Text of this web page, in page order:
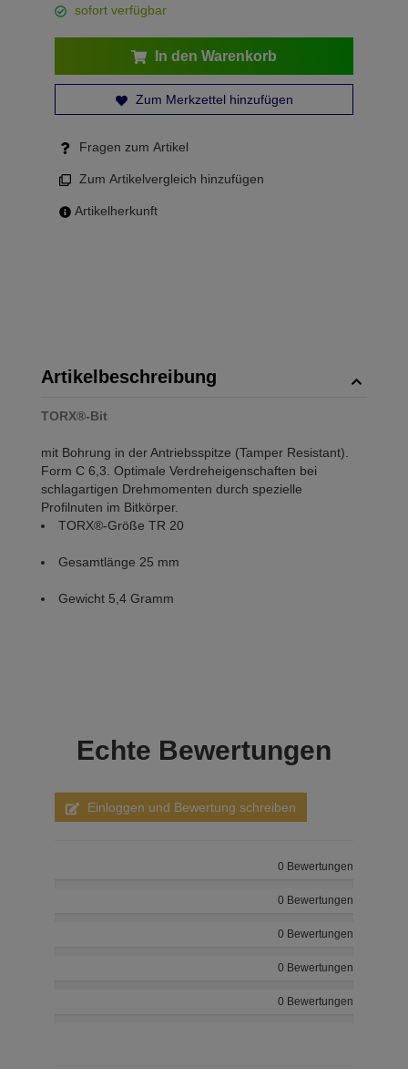
sofort verfügbar
In den Warenkorb
Zum Merkzettel hinzufügen
Fragen zum Artikel
Zum Artikelvergleich hinzufügen
Artikelherkunft
Artikelbeschreibung
TORX®-Bit
mit Bohrung in der Antriebsspitze (Tamper Resistant).
Form C 6,3. Optimale Verdreheigenschaften bei
schlagartigen Drehmomenten durch spezielle
Profilnuten im Bitkörper.
TORX®-Größe TR 20
Gesamtlänge 25 mm
Gewicht 5,4 Gramm
Echte Bewertungen
Einloggen und Bewertung schreiben
0 Bewertungen
0 Bewertungen
0 Bewertungen
0 Bewertungen
0 Bewertungen